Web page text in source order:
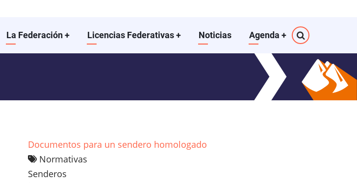
Main
La Federación+ Licencias Federativas+ Noticias Agenda +
Documentos para un sendero homologado
Normativas
Senderos